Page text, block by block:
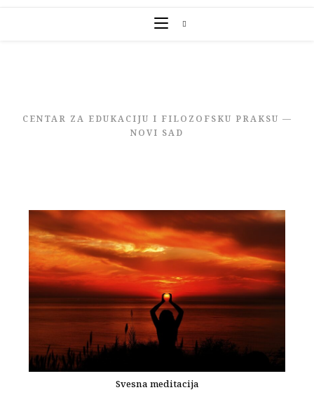
CENTAR ZA EDUKACIJU I FILOZOFSKU PRAKSU —
NOVI SAD
Svesna meditacija